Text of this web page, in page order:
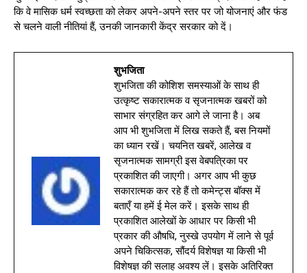
कि वे मासिक धर्म स्वच्छता को लेकर अपने-अपने स्तर पर जो योजनाएं और फंड
से चलने वाली नीतियां हैं, उनकी जानकारी केंद्र सरकार को दें।
शुभजिता
शुभजिता की कोशिश समस्याओं के साथ ही
उत्कृष्ट सकारात्मक व सृजनात्मक खबरों को
साभार संग्रहित कर आगे ले जाना है। अब
आप भी शुभजिता में लिख सकते हैं, बस नियमों
का ध्यान रखें। चयनित खबरें, आलेख व
सृजनात्मक सामग्री इस वेबपत्रिका पर
प्रकाशित की जाएगी। अगर आप भी कुछ
सकारात्मक कर रहे हैं तो कमेन्ट्स बॉक्स में
बताएँ या हमें ई मेल करें। इसके साथ ही
प्रकाशित आलेखों के आधार पर किसी भी
प्रकार की औषधि, नुस्खे उपयोग में लाने से पूर्व
अपने चिकित्सक, सौंदर्य विशेषज्ञ या किसी भी
विशेषज्ञ की सलाह अवश्य लें। इसके अतिरिक्त